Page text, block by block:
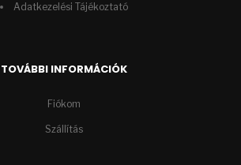
Adatkezelési Tájékoztató
TOVÁBBI INFORMÁCIÓK
Fiókom
Szállítás